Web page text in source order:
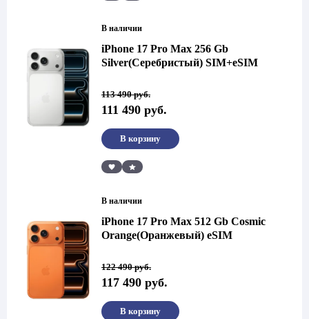
В наличии
iPhone 17 Pro Max 256 Gb
Silver(Серебристый) SIM+eSIM
113 490руб.
Первоначальная
цена
составляла
490 руб..
111 490 руб.
Текущая
цена:
111
Сравнить
В корзину
В наличии
iPhone 17 Pro Max 512 Gb Cosmic
Orange(Оранжевый) eSIM
122 490руб.
Первоначальная
цена
составляла
490 руб..
117 490 руб.
Текущая
цена:
117
В корзину